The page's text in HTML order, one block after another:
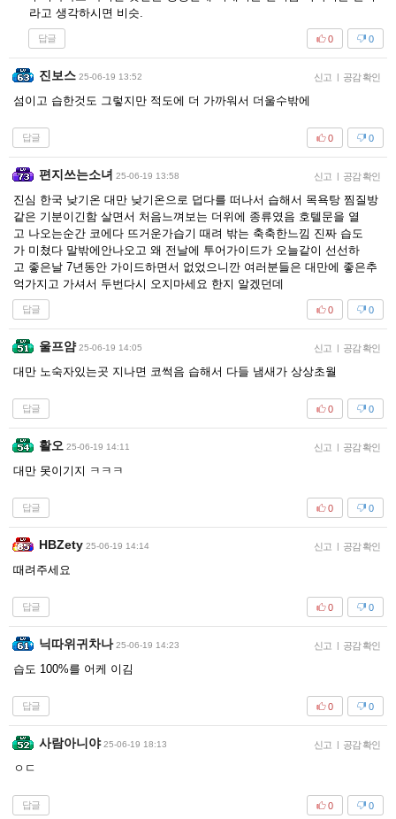
라고 생각하시면 비슷.
답글 0
0
진보스 25-06-19 13:52 신고 | 공감 확인
섬이고 습한것도 그렇지만 적도에 더 가까워서 더울수밖에
답글 0
0
편지쓰는소녀 25-06-19 13:58 신고 | 공감 확인
진심 한국 낮기온 대만 낮기온으로 덥다를 떠나서 습해서 목욕탕 찜질방
같은 기분이긴함 살면서 처음느껴보는 더위에 종류였음 호텔문을 열
고 나오는순간 코에다 뜨거운가습기 때려 밖는 축축한느낌 진짜 습도
가 미쳤다 말밖에안나오고 왜 전날에 투어가이드가 오늘같이 선선하
고 좋은날 7년동안 가이드하면서 없었으니깐 여러분들은 대만에 좋은추
억가지고 가셔서 두번다시 오지마세요 한지 알겠던데
답글 0
0
울프얌 25-06-19 14:05 신고 | 공감 확인
대만 노숙자있는곳 지나면 코썩음 습해서 다들 냄새가 상상초월
답글 0
0
활오 25-06-19 14:11 신고 | 공감 확인
대만 못이기지 ㅋㅋㅋ
답글 0
0
HBZety 25-06-19 14:14 신고 | 공감 확인
때려주세요
답글 0
0
닉따위귀차나 25-06-19 14:23 신고 | 공감 확인
습도 100%를 어케 이김
답글 0
0
사람아니야 25-06-19 18:13 신고 | 공감 확인
ㅇㄷ
답글 0
0